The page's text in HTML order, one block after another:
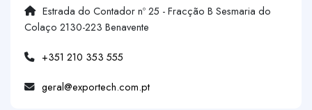
Estrada do Contador nº 25 - Fracção B Sesmaria do
Colaço 2130-223 Benavente
+351 210 353 555
geral@exportech.com.pt